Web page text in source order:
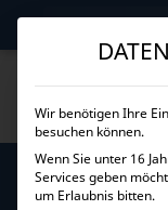
VICTRON
Wir benötigen Ihre
besuchen können.
Wenn Sie unter 16
Services geben
um Erlaubnis bitten.